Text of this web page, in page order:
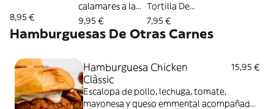
8,95 €
calamares a la
romana
9,95 €
Tortilla De
Patata y cebolla
7,95 €
Hamburguesas De Otras Carnes
Hamburguesa Chicken
Clàssic
15,95 €
Escalopa de pollo, lechuga, tomate,
mayonesa y queso emmental acompañado